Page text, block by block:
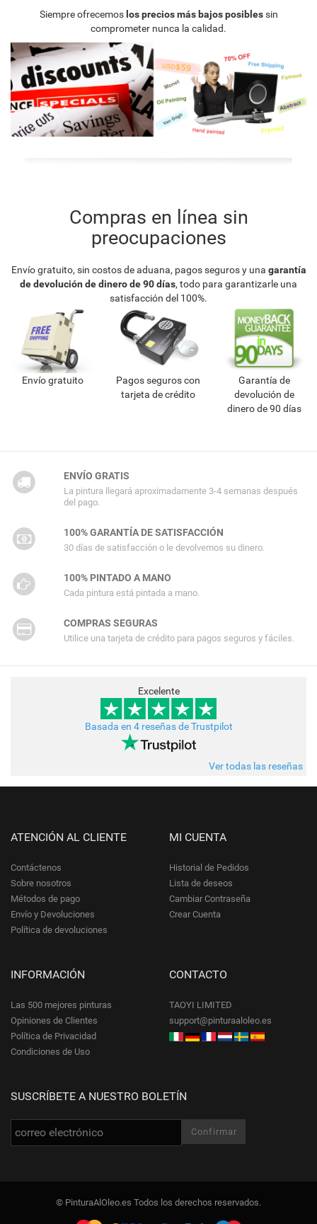
Siempre ofrecemos los precios más bajos posiblessin
comprometer nunca la calidad.
Compras en línea sin
preocupaciones
Envío gratuito, sin costos de aduana, pagos seguros y una garantía
de devolución de dinero de 90 días, todo para garantizarle una
satisfacción del 100%.
Envío gratuito
Pagos seguros con
tarjeta de crédito
Garantía de
devolución de
dinero de 90 días
ENVÍO GRATIS
La pintura llegará aproximadamente 3-4 semanas después
del pago.
100% GARANTÍA DE SATISFACCIÓN
30 días de satisfacción o le devolvemos su dinero.
100% PINTADO A MANO
Cada pintura está pintada a mano.
COMPRAS SEGURAS
Utilice una tarjeta de crédito para pagos seguros y fáciles.
Excelente
Basada en 4 reseñas de Trustpilot
Ver todas las reseñas
ATENCIÓN AL CLIENTE
Contáctenos
Sobre nosotros
Métodos de pago
Envío y Devoluciones
Política de devoluciones
MI CUENTA
Historial de Pedidos
Lista de deseos
Cambiar Contraseña
Crear Cuenta
INFORMACIÓN
Las 500 mejores pinturas
Opiniones de Clientes
Política de Privacidad
Condiciones de Uso
CONTACTO
TAOYI LIMITED
support@pinturaaloleo.es
SUSCRÍBETE A NUESTRO BOLETÍN
© PinturaAlOleo.es Todos los derechos reservados.